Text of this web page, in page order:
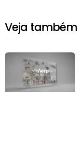
Veja também